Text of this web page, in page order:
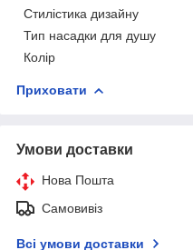
Стилістика дизайну
Тип насадки для душу
Колір
Приховати
Умови доставки
Нова Пошта
Самовивіз
Всі умови доставки